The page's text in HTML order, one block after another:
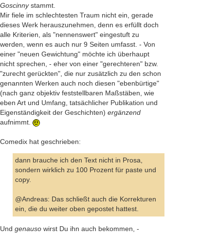
Goscinnystammt.
Mir fiele im schlechtesten Traum nicht ein, gerade
dieses Werk herauszunehmen, denn es erfüllt doch
alle Kriterien, als "nennenswert" eingestuft zu
werden, wenn es auch nur 9 Seiten umfasst. - Von
einer "neuen Gewichtung" möchte ich überhaupt
nicht sprechen, - eher von einer "gerechteren" bzw.
"zurecht gerückten", die nur zusätzlich zu den schon
genannten Werken auch noch diesen "ebenbürtige"
(nach ganz objektiv feststellbaren Maßstäben, wie
eben Art und Umfang, tatsächlicher Publikation und
Eigenständigkeit der Geschichten) ergänzend
aufnimmt.
Comedix hat geschrieben:
dann brauche ich den Text nicht in Prosa,
sondern wirklich zu 100 Prozent für paste und
copy.
@Andreas: Das schließt auch die Korrekturen
ein, die du weiter oben gepostet hattest.
Und genauso wirst Du ihn auch bekommen, -